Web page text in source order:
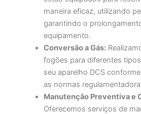
maneira eficaz, utilizando
garantindo o
equipamento.
Conversão a Gás:
fogões para diferentes
seu aparelho DCS
as normas
Manutenção Preventiva e
Oferecemos serviços de